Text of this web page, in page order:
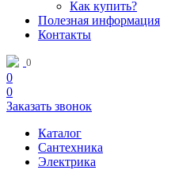
Как купить?
Полезная информация
Контакты
0
0
0
Заказать звонок
Каталог
Сантехника
Электрика